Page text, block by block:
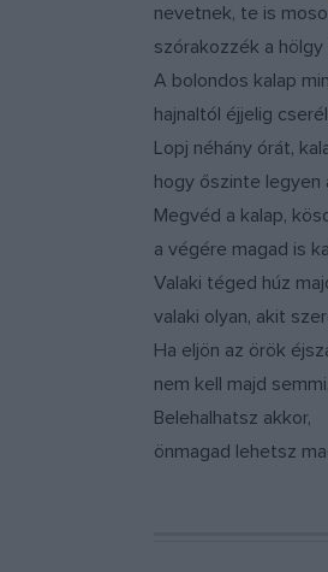
nevetnek, te is
szórakozzék a hölgy
A bolondos kalap
hajnaltól éjjelig
Lopj néhány órát,
hogy őszinte legyen
Megvéd a kalap,
a végére magad is
Valaki téged húz
valaki olyan, akit
Ha eljön az örök
nem kell majd
Belehalhatsz akkor,
önmagad lehetsz